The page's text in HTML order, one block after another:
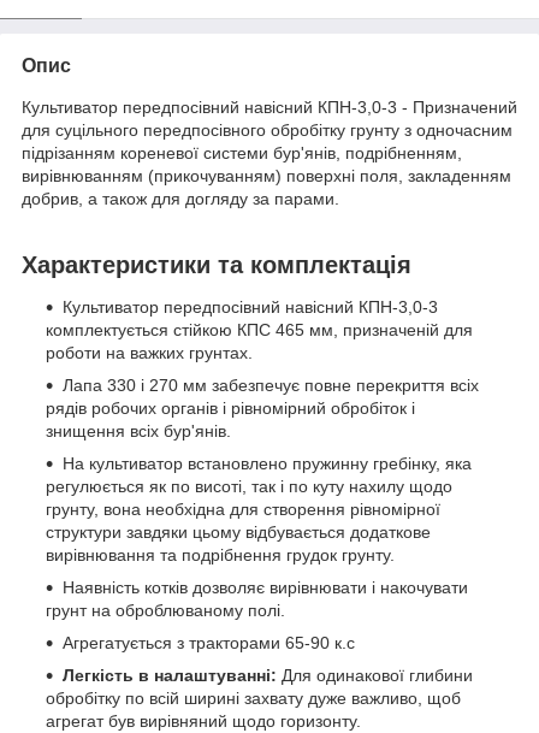
Опис
Культиватор передпосівний навісний КПН-3,0-3 - Призначений
для суцільного передпосівного обробітку грунту з одночасним
підрізанням кореневої системи бур'янів, подрібненням,
вирівнюванням (прикочуванням) поверхні поля, закладенням
добрив, а також для догляду за парами.
Характеристики та комплектація
Культиватор передпосівний навісний КПН-3,0-3
комплектується стійкою КПС 465 мм, призначеній для
роботи на важких грунтах.
Лапа 330 і 270 мм забезпечує повне перекриття всіх
рядів робочих органів і рівномірний обробіток і
знищення всіх бур'янів.
На культиватор встановлено пружинну гребінку, яка
регулюється як по висоті, так і по куту нахилу щодо
грунту, вона необхідна для створення рівномірної
структури завдяки цьому відбувається додаткове
вирівнювання та подрібнення грудок грунту.
Наявність котків дозволяє вирівнювати і накочувати
грунт на оброблюваному полі.
Агрегатується з тракторами 65-90 к.с
Легкість в налаштуванні: Для одинакової глибини
обробітку по всій ширині захвату дуже важливо, щоб
агрегат був вирівняний щодо горизонту.